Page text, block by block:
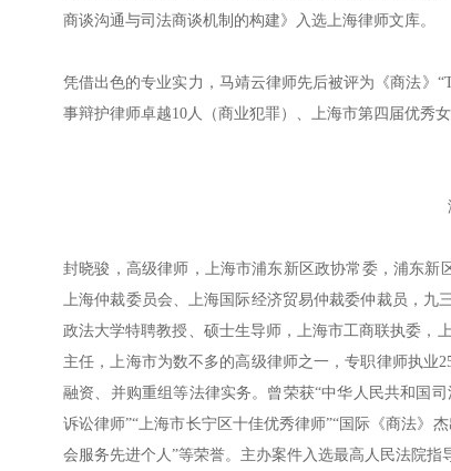
商谈沟通与司法商谈机制的构建》入选上海律师文库。
凭借出色的专业实力，马靖云律师先后被评为《商法》
事辩护律师卓越10人（商业犯罪）、上海市第四届优秀
封晓骏，高级律师，上海市浦东新区政协常委，浦东新
上海仲裁委员会、上海国际经济贸易仲裁委仲裁员，九
政法大学特聘教授、硕士生导师，上海市工商联执委，
主任，上海市为数不多的高级律师之一，专职律师执业
融资、并购重组等法律实务。曾荣获“中华人民共和国
诉讼律师”“上海市长宁区十佳优秀律师”“国际《商法》
会服务先进个人”等荣誉。主办案件入选最高人民法院指